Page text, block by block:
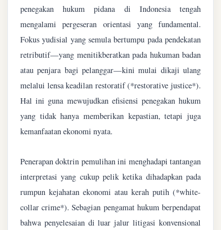
penegakan hukum pidana di Indonesia tengah
mengalami pergeseran orientasi yang fundamental.
Fokus yudisial yang semula bertumpu pada pendekatan
retributif—yang menitikberatkan pada hukuman badan
atau penjara bagi pelanggar—kini mulai dikaji ulang
melalui lensa keadilan restoratif (*restorative justice*).
Hal ini guna mewujudkan efisiensi penegakan hukum
yang tidak hanya memberikan kepastian, tetapi juga
kemanfaatan ekonomi nyata.
Penerapan doktrin pemulihan ini menghadapi tantangan
interpretasi yang cukup pelik ketika dihadapkan pada
rumpun kejahatan ekonomi atau kerah putih (*white-
collar crime*). Sebagian pengamat hukum berpendapat
bahwa penyelesaian di luar jalur litigasi konvensional